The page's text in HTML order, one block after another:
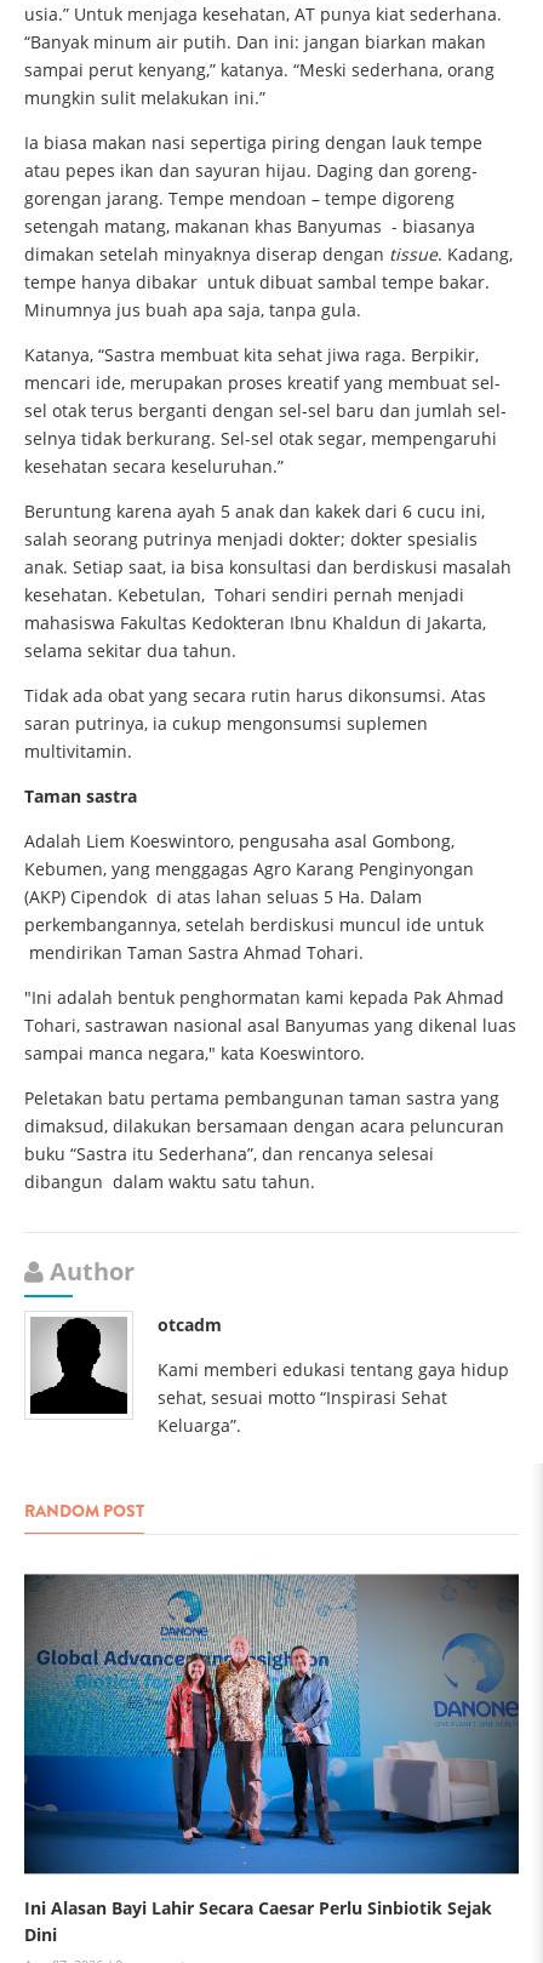
usia.” Untuk menjaga kesehatan, AT punya kiat sederhana.
“Banyak minum air putih. Dan ini: jangan biarkan makan
sampai perut kenyang,” katanya. “Meski sederhana, orang
mungkin sulit melakukan ini.”
Ia biasa makan nasi sepertiga piring dengan lauk tempe
atau pepes ikan dan sayuran hijau. Daging dan goreng-
gorengan jarang. Tempe mendoan – tempe digoreng
setengah matang, makanan khas Banyumas - biasanya
dimakan setelah minyaknya diserap dengan tissue. Kadang,
tempe hanya dibakar untuk dibuat sambal tempe bakar.
Minumnya jus buah apa saja, tanpa gula.
Katanya, “Sastra membuat kita sehat jiwa raga. Berpikir,
mencari ide, merupakan proses kreatif yang membuat sel-
sel otak terus berganti dengan sel-sel baru dan jumlah sel-
selnya tidak berkurang. Sel-sel otak segar, mempengaruhi
kesehatan secara keseluruhan.”
Beruntung karena ayah 5 anak dan kakek dari 6 cucu ini,
salah seorang putrinya menjadi dokter; dokter spesialis
anak. Setiap saat, ia bisa konsultasi dan berdiskusi masalah
kesehatan. Kebetulan, Tohari sendiri pernah menjadi
mahasiswa Fakultas Kedokteran Ibnu Khaldun di Jakarta,
selama sekitar dua tahun.
Tidak ada obat yang secara rutin harus dikonsumsi. Atas
saran putrinya, ia cukup mengonsumsi suplemen
multivitamin.
Taman sastra
Adalah Liem Koeswintoro, pengusaha asal Gombong,
Kebumen, yang menggagas Agro Karang Penginyongan
(AKP) Cipendok di atas lahan seluas 5 Ha. Dalam
perkembangannya, setelah berdiskusi muncul ide untuk
mendirikan Taman Sastra Ahmad Tohari.
"Ini adalah bentuk penghormatan kami kepada Pak Ahmad
Tohari, sastrawan nasional asal Banyumas yang dikenal luas
sampai manca negara," kata Koeswintoro.
Peletakan batu pertama pembangunan taman sastra yang
dimaksud, dilakukan bersamaan dengan acara peluncuran
buku “Sastra itu Sederhana”, dan rencanya selesai
dibangun dalam waktu satu tahun.
Author
otcadm
Kami memberi edukasi tentang gaya hidup
sehat, sesuai motto “Inspirasi Sehat
Keluarga”.
RANDOM POST
Ini Alasan Bayi Lahir Secara Caesar Perlu Sinbiotik Sejak
Dini